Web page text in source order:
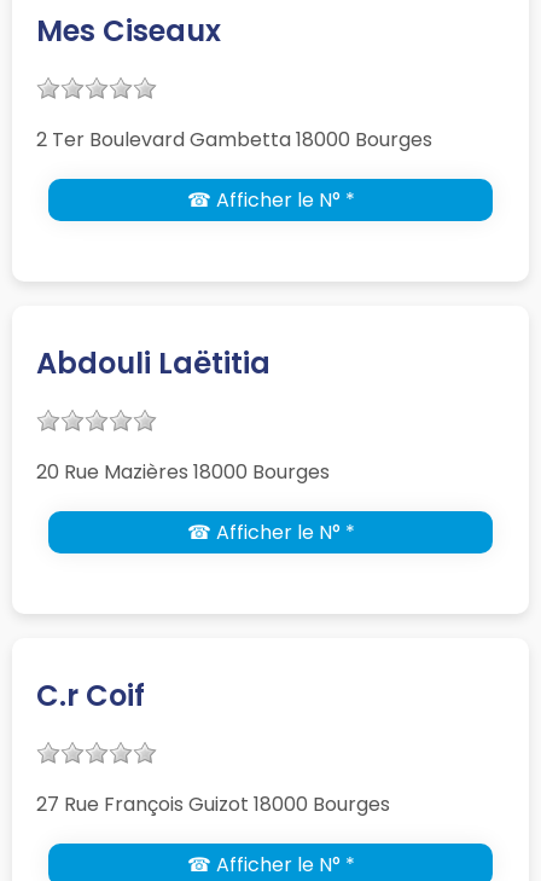
Mes Ciseaux
2 Ter Boulevard Gambetta 18000 Bourges
☎ Afficher le N° *
Abdouli Laëtitia
20 Rue Mazières 18000 Bourges
☎ Afficher le N° *
C.r Coif
27 Rue François Guizot 18000 Bourges
☎ Afficher le N° *